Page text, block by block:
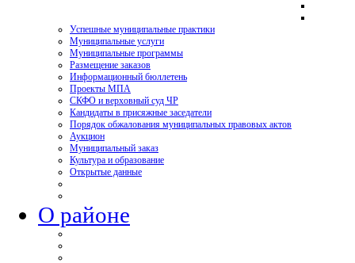
Успешные муниципальные практики
Муниципальные услуги
Муниципальные программы
Размещение заказов
Информационный бюллетень
Проекты МПА
СКФО и верховный суд ЧР
Кандидаты в присяжные заседатели
Порядок обжалования муниципальных правовых актов
Аукцион
Муниципальный заказ
Культура и образование
Открытые данные
О районе